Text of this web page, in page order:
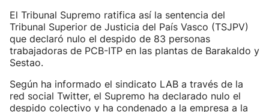
El Tribunal Supremo ratifica así la sentencia del
Tribunal Superior de Justicia del País Vasco (TSJPV)
que declaró nulo el despido de 83 personas
trabajadoras de PCB-ITP en las plantas de Barakaldo y
Sestao.
Según ha informado el sindicato LAB a través de la
red social Twitter, el Supremo ha declarado nulo el
despido colectivo y ha condenado a la empresa a la